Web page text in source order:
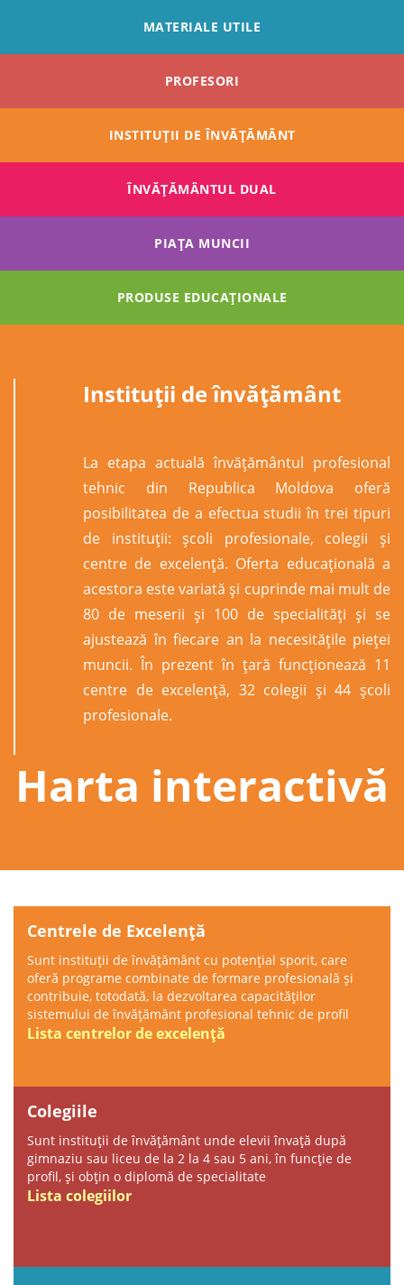
MATERIALE UTILE
PROFESORI
INSTITUȚII DE ÎNVĂȚĂMÂNT
ÎNVĂŢĂMÂNTUL DUAL
PIAȚA MUNCII
PRODUSE EDUCAȚIONALE
Instituții de învățământ
La etapa actuală învăţământul profesional
tehnic din Republica Moldova oferă
posibilitatea de a efectua studii în trei tipuri
de instituții: şcoli profesionale, colegii şi
centre de excelenţă. Oferta educațională a
acestora este variată și cuprinde mai mult de
80 de meserii și 100 de specialități și se
ajustează în fiecare an la necesitățile pieței
muncii. În prezent în țară funcționează 11
centre de excelență, 32 colegii și 44 școli
profesionale.
Harta interactivă
Centrele de Excelență
Sunt instituții de învățământ cu potenţial sporit, care
oferă programe combinate de formare profesională și
contribuie, totodată, la dezvoltarea capacităţilor
sistemului de învăţământ profesional tehnic de profil
Lista centrelor de excelență
Colegiile
Sunt instituții de învățământ unde elevii învață după
gimnaziu sau liceu de la 2 la 4 sau 5 ani, în funcție de
profil, și obțin o diplomă de specialitate
Lista colegiilor